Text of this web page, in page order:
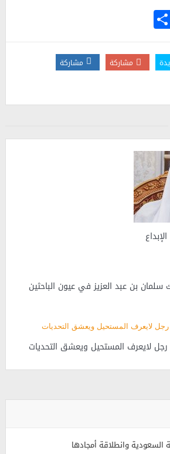
Share
مشاركة
مشاركة
بن عبد العزيز في عيون الباحثين
لايعرف المستحيل ويعشق التحديات
السعودية وانطلاقة أمجادها